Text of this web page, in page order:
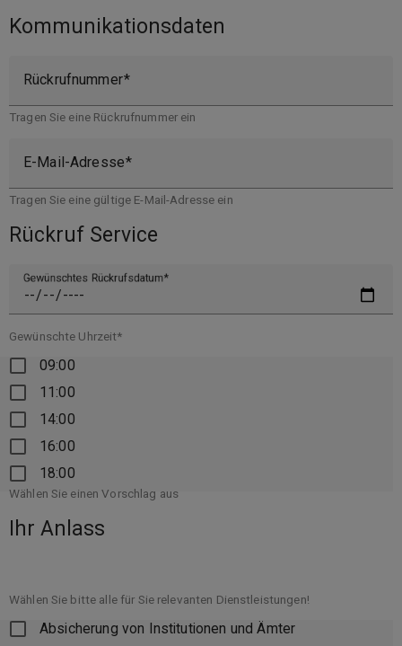
Kommunikationsdaten
Rückrufnummer
Tragen Sie eine Rückrufnummer ein
E-Mail-Adresse
Tragen Sie eine gültige E-Mail-Adresse ein
Rückruf Service
Gewünschtes Rückrufsdatum
Gewünschte Uhrzeit*
09:00
11:00
14:00
16:00
18:00
Wählen Sie einen Vorschlag aus
Ihr Anlass
Wählen Sie bitte alle für Sie relevanten Dienstleistungen!
Absicherung von Institutionen und Ämter